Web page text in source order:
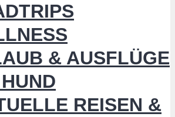
& AUSFLÜGE
REISEN &